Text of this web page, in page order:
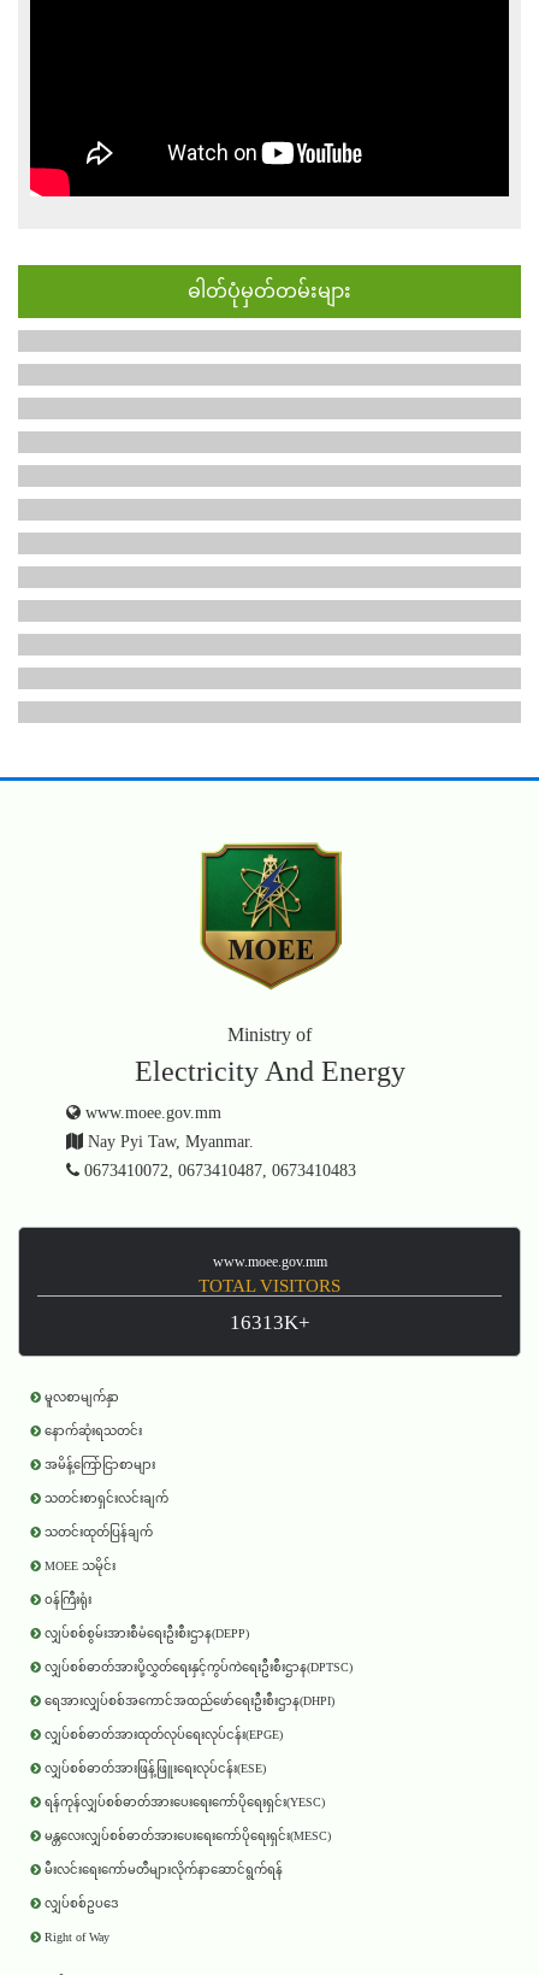
ဓါတ်ပုံမှတ်တမ်းများ
Ministry of
Electricity And Energy
www.moee.gov.mm
Nay Pyi Taw, Myanmar.
0673410072, 0673410487, 0673410483
www.moee.gov.mm
TOTAL VISITORS
16313K+
မူလစာမျက်နှာ
နောက်ဆုံးရသတင်း
အမိန့်ကြော်ငြာစာများ
သတင်းစာရှင်းလင်းချက်
သတင်းထုတ်ပြန်ချက်
MOEE သမိုင်း
ဝန်ကြီးရုံး
လျှပ်စစ်စွမ်းအားစီမံရေးဦးစီးဌာန(DEPP)
လျှပ်စစ်ဓာတ်အားပို့လွှတ်ရေးနှင့်ကွပ်ကဲရေးဦးစီးဌာန(DPTSC)
ရေအားလျှပ်စစ်အကောင်အထည်ဖော်ရေးဦးစီးဌာန(DHPI)
လျှပ်စစ်ဓာတ်အားထုတ်လုပ်ရေးလုပ်ငန်း(EPGE)
လျှပ်စစ်ဓာတ်အားဖြန့်ဖြူးရေးလုပ်ငန်း(ESE)
ရန်ကုန်လျှပ်စစ်ဓာတ်အားပေးရေးကော်ပိုရေးရှင်း(YESC)
မန္တလေးလျှပ်စစ်ဓာတ်အားပေးရေးကော်ပိုရေးရှင်း(MESC)
မီးလင်းရေးကော်မတီများလိုက်နာဆောင်ရွက်ရန်
လျှပ်စစ်ဥပဒေ
Right of Way